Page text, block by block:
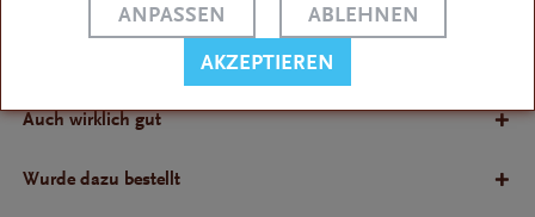
Bewertungen
Bewertungen lesen, schreiben und diskutieren...
Auch wirklich gut
Wurde dazu bestellt
ANPASSEN
ABLEHNEN
AKZEPTIEREN